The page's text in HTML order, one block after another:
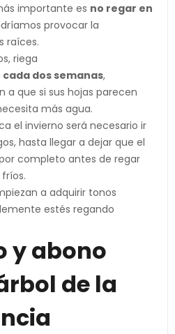
importante es no regar en
provocar la
raíces.
riega
cada dos semanas,
a que si sus hojas parecen
más agua.
el invierno será necesario ir
hasta llegar a dejar que el
completo antes de regar
a adquirir tonos
estés regando
y abono
de la